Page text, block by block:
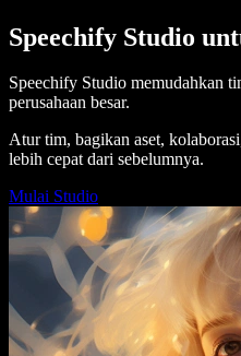
Speechify Studio
Speechify Studio memudahkan
perusahaan besar.
Atur tim, bagikan aset,
lebih cepat dari sebelumnya.
Mulai Studio